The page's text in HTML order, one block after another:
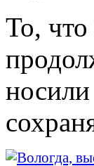
То,